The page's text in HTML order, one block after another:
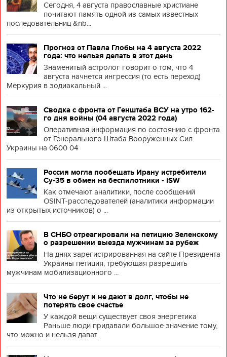
Сегодня, 4 августа православные христиане
почитают память одной из самых известных
последовательниц &nb...
Прогноз от Павла Глобы на 4 августа 2022
года: что нельзя делать в этот день
Знаменитый астролог говорит о том, что 4
августа начнется ингрессия (то есть переход)
Меркурия в зодиакальный ...
Сводка с фронта от Генштаба ВСУ на утро 162-
го дня войны (04 августа 2022 года)
Оперативная информация по состоянию с фронта
от Генерального Штаба Вооруженных Сил
Украины на 0600 04
Россия могла пообещать Ирану истребители
Су-35 в обмен на беспилотники - ISW
Как отмечают аналитики, после сообщений
OSINT-расследователей (аналитики информации
из открытых источников) о ...
В СНБО отреагировали на петицию Зеленскому
о разрешении выезда мужчинам за рубеж
На днях зарегистрированная на сайте Президента
Украины петиция, требующая разрешить
мужчинам мобилизационного ...
Что не берут и не дают в долг, чтобы не
потерять свое счастье
У каждой вещи существует своя энергетика
Раньше люди придавали большое значение тому,
что можно и нельзя дават...